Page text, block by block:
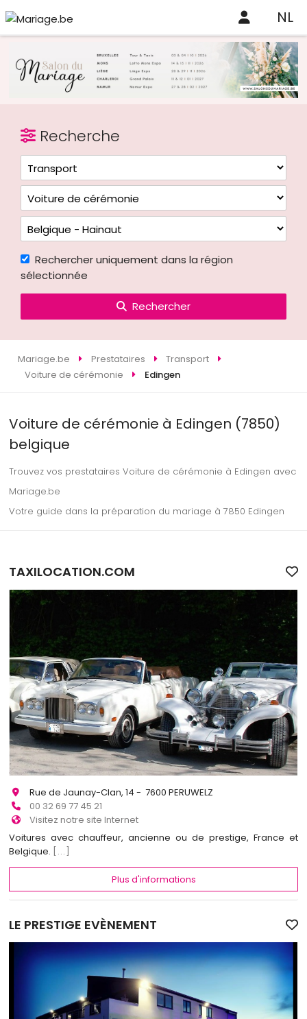
NL
Recherche
Rechercher uniquement dans la région
sélectionnée
Rechercher
Mariage.be Prestataires
Transport
Voiture de cérémonie
Edingen
Voiture de cérémonie à Edingen (7850)
belgique
Trouvez vos prestataires Voiture de cérémonie à Edingen avec
Mariage.be
Votre guide dans la préparation du mariage à 7850 Edingen
TAXILOCATION.COM
Rue de Jaunay-Clan, 14 - 7600 PERUWELZ
00 32 69 77 45 21
Visitez notre site Internet
Voitures avec chauffeur, ancienne ou de prestige, France et
Belgique. [...]
Plus d'informations
LE PRESTIGE EVÈNEMENT